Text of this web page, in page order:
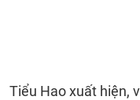
Tiểu Hao xuất hiện,